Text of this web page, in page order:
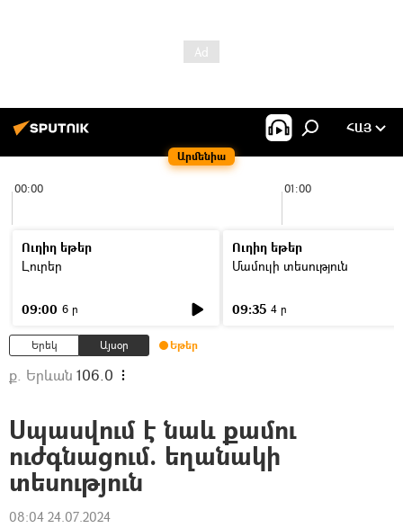
Արմենիա
ՀԱՅ
00:00 01:00
Ուղիղ եթեր
Լուրեր
09:00 6 ր
Ուղիղ եթեր
Մամուլի տեսություն
09:35 4 ր
Երեկ Այսօր Եթեր
ք. Երևան 106.0
Սպասվում է նաև քամու
ուժգնացում. եղանակի
տեսություն
08:04 24.07.2024